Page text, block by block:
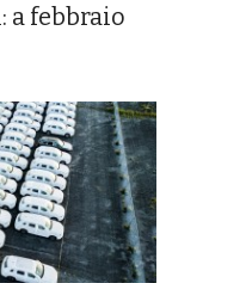
febbraio